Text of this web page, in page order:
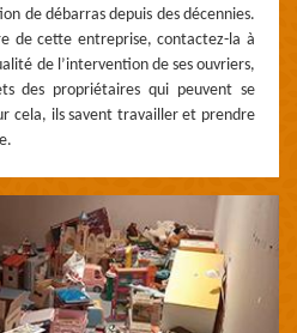
de débarras depuis des décennies.
de cette entreprise, contactez-la à
de l’intervention de ses ouvriers,
des propriétaires qui peuvent se
cela, ils savent travailler et prendre